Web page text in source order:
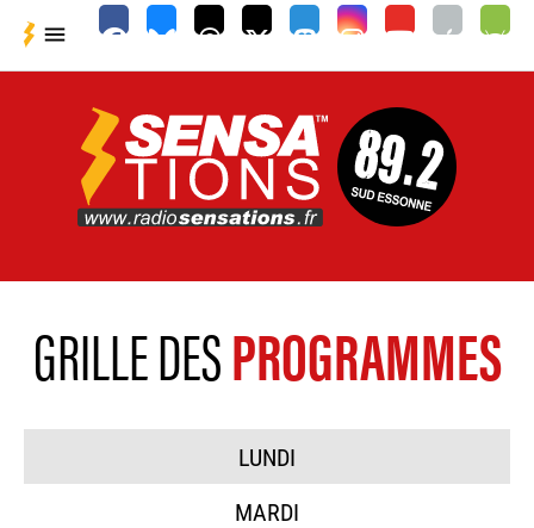

GRILLE DESPROGRAMMES
LUNDI
MARDI